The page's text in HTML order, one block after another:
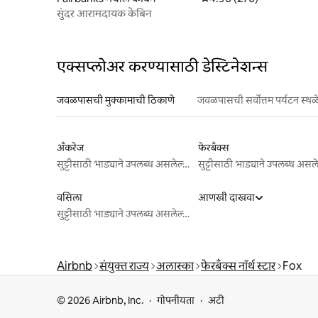
सुंदर आरामदायक केबिन
एक्सप्लोअर करण्यासाठी डेस्टिनेशन्स
जवळपासची मुक्कामाची ठिकाणे जवळपासची सर्वोत्तम पर्यटन
अँकरेज
सुट्टीसाठी भाड्याने उपलब्ध असलेल्या जागा
फेरबँक्स
वसिला
सुट्टीसाठी भाड्याने उपलब्ध असलेल्या जागा
आणखी दाखवा
Airbnb संयुक्त राज्य अलास्का फेरबँक्स नॉर्थ स्टार Fox
© 2026 Airbnb, Inc. गोपनीयता अटी